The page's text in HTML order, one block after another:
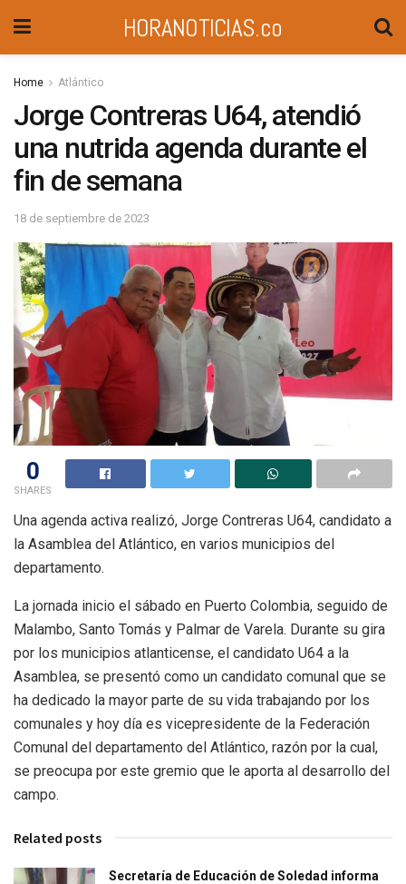
HORANOTICIAS.co
Home Atlántico
Jorge Contreras U64, atendió
una nutrida agenda durante el
fin de semana
18 de septiembre de 2023
0
SHARES
Una agenda activa realizó, Jorge Contreras U64, candidato a
la Asamblea del Atlántico, en varios municipios del
departamento.
La jornada inicio el sábado en Puerto Colombia, seguido de
Malambo, Santo Tomás y Palmar de Varela. Durante su gira
por los municipios atlanticense, el candidato U64 a la
Asamblea, se presentó como un candidato comunal que se
ha dedicado la mayor parte de su vida trabajando por los
comunales y hoy día es vicepresidente de la Federación
Comunal del departamento del Atlántico, razón por la cual,
se preocupa por este gremio que le aporta al desarrollo del
campo.
Related posts
Secretaría de Educación de Soledad informa